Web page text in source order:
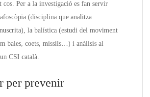
cos. Per a la investigació es fan servir
(disciplina que analitza
la balística (estudi del moviment
bales, coets, míssils…) i anàlisis al
CSI català.
per prevenir